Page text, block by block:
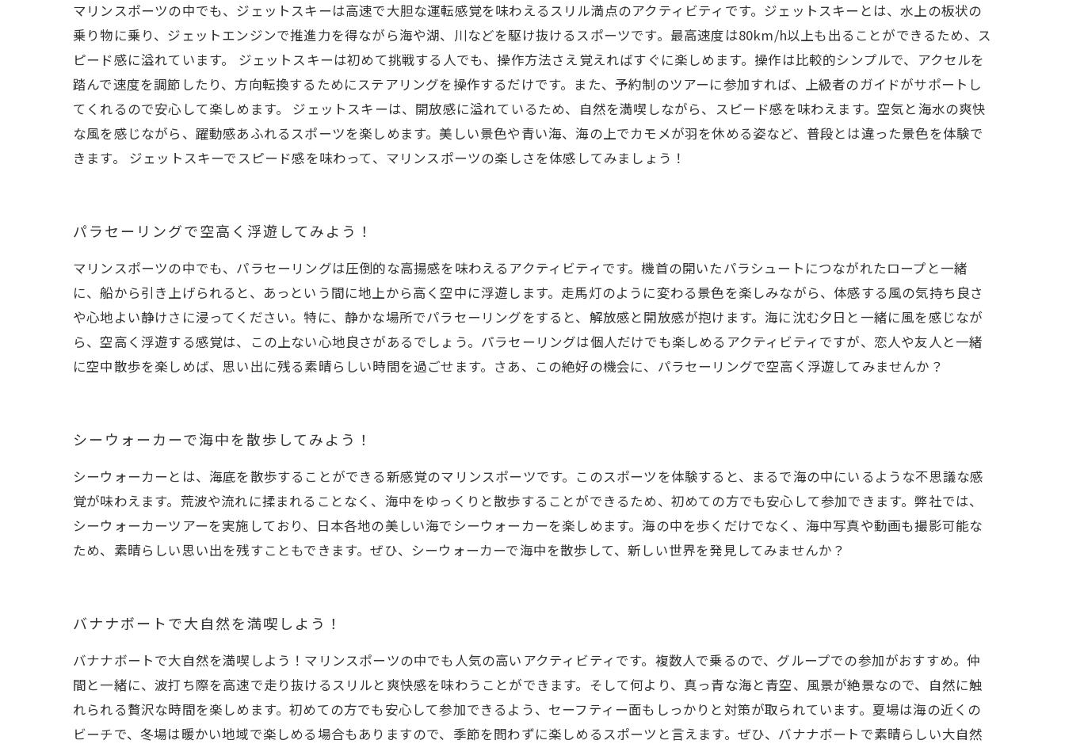
マリンスポーツの中でも、ジェットスキーは高速で大胆な運転感覚を味わえるスリル満点のアクティビティです。ジェットスキーとは、水上の板状の
乗り物に乗り、ジェットエンジンで推進力を得ながら海や湖、川などを駆け抜けるスポーツです。最高速度は80km/h以上も出ることができるため、ス
ピード感に溢れています。 ジェットスキーは初めて挑戦する人でも、操作方法さえ覚えればすぐに楽しめます。操作は比較的シンプルで、アクセルを
踏んで速度を調節したり、方向転換するためにステアリングを操作するだけです。また、予約制のツアーに参加すれば、上級者のガイドがサポートし
てくれるので安心して楽しめます。 ジェットスキーは、開放感に溢れているため、自然を満喫しながら、スピード感を味わえます。空気と海水の爽快
な風を感じながら、躍動感あふれるスポーツを楽しめます。美しい景色や青い海、海の上でカモメが羽を休める姿など、普段とは違った景色を体験で
きます。 ジェットスキーでスピード感を味わって、マリンスポーツの楽しさを体感してみましょう！
パラセーリングで空高く浮遊してみよう！
マリンスポーツの中でも、パラセーリングは圧倒的な高揚感を味わえるアクティビティです。機首の開いたパラシュートにつながれたロープと一緒
に、船から引き上げられると、あっという間に地上から高く空中に浮遊します。走馬灯のように変わる景色を楽しみながら、体感する風の気持ち良さ
や心地よい静けさに浸ってください。特に、静かな場所でパラセーリングをすると、解放感と開放感が抱けます。海に沈む夕日と一緒に風を感じなが
ら、空高く浮遊する感覚は、この上ない心地良さがあるでしょう。パラセーリングは個人だけでも楽しめるアクティビティですが、恋人や友人と一緒
に空中散歩を楽しめば、思い出に残る素晴らしい時間を過ごせます。さあ、この絶好の機会に、パラセーリングで空高く浮遊してみませんか？
シーウォーカーで海中を散歩してみよう！
シーウォーカーとは、海底を散歩することができる新感覚のマリンスポーツです。このスポーツを体験すると、まるで海の中にいるような不思議な感
覚が味わえます。荒波や流れに揉まれることなく、海中をゆっくりと散歩することができるため、初めての方でも安心して参加できます。弊社では、
シーウォーカーツアーを実施しており、日本各地の美しい海でシーウォーカーを楽しめます。海の中を歩くだけでなく、海中写真や動画も撮影可能な
ため、素晴らしい思い出を残すこともできます。ぜひ、シーウォーカーで海中を散歩して、新しい世界を発見してみませんか？
バナナボートで大自然を満喫しよう！
バナナボートで大自然を満喫しよう！マリンスポーツの中でも人気の高いアクティビティです。複数人で乗るので、グループでの参加がおすすめ。仲
間と一緒に、波打ち際を高速で走り抜けるスリルと爽快感を味わうことができます。そして何より、真っ青な海と青空、風景が絶景なので、自然に触
れられる贅沢な時間を楽しめます。初めての方でも安心して参加できるよう、セーフティー面もしっかりと対策が取られています。夏場は海の近くの
ビーチで、冬場は暖かい地域で楽しめる場合もありますので、季節を問わずに楽しめるスポーツと言えます。ぜひ、バナナボートで素晴らしい大自然